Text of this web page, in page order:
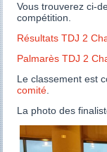
Vous trouverez ci-
compétition.
Résultats TDJ 2
Palmarès TDJ 2
Le classement est
comité
La photo des